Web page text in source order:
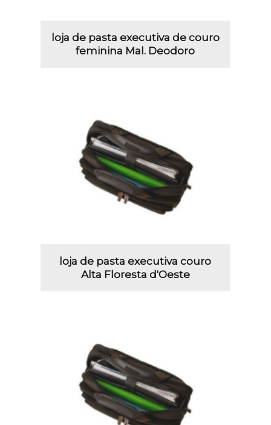
loja de pasta executiva de couro
feminina Mal. Deodoro
loja de pasta executiva couro
Alta Floresta d'Oeste